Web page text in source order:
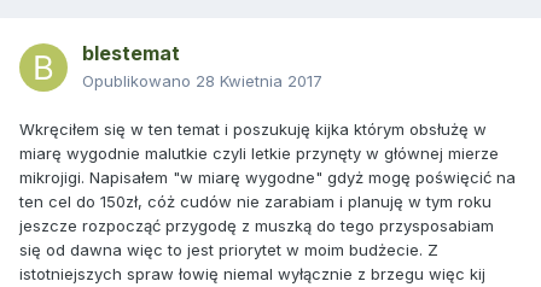
blestemat
Opublikowano 28 Kwietnia 2017
Wkręciłem się w ten temat i poszukuję kijka którym obsłużę w
miarę wygodnie malutkie czyli letkie przynęty w głównej mierze
mikrojigi. Napisałem "w miarę wygodne" gdyż mogę poświęcić na
ten cel do 150zł, cóż cudów nie zarabiam i planuję w tym roku
jeszcze rozpocząć przygodę z muszką do tego przysposabiam
się od dawna więc to jest priorytet w moim budżecie. Z
istotniejszych spraw łowię niemal wyłącznie z brzegu więc kij